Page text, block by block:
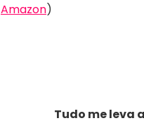
Amazon)
Tudo me leva